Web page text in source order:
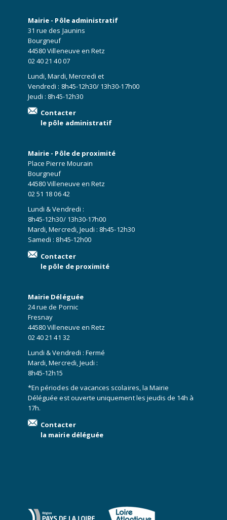
Mairie - Pôle administratif
31 rue des Jaunins
Bourgneuf
44580 Villeneuve en Retz
02 40 21 40 07
Lundi, Mardi, Mercredi et
Vendredi : 8h45-12h30/ 13h30-17h00
Jeudi : 8h45-12h30
Contacter
le pôle administratif
Mairie - Pôle de proximité
Place Pierre Mourain
Bourgneuf
44580 Villeneuve en Retz
02 51 18 06 42
Lundi & Vendredi :
8h45-12h30/ 13h30-17h00
Mardi, Mercredi, Jeudi : 8h45-12h30
Samedi : 8h45-12h00
Contacter
le pôle de proximité
Mairie Déléguée
24 rue de Pornic
Fresnay
44580 Villeneuve en Retz
02 40 21 41 32
Lundi & Vendredi : Fermé
Mardi, Mercredi, Jeudi :
8h45-12h15
*En périodes de vacances scolaires, la Mairie
Déléguée est ouverte uniquement les jeudis de 14h à
17h.
Contacter
la mairie déléguée